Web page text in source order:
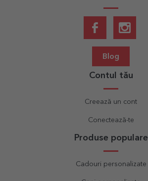
Blog
Contul tău
Creează un cont
Conectează-te
Produse populare
Cadouri personalizate